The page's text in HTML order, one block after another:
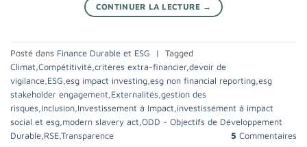
CONTINUER LA LECTURE →
Posté dans Finance Durable et ESG |
Tagged
Climat Compétitivité critères extra-financier, devoir de
vigilance ESG esg impact investing esg non financial reporting esg
stakeholder engagement Externalités gestion des
risques Inclusion Investissement à Impact investissement à impact
social et esg modern slavery act ODD - Objectifs de Développement
Durable RSE Transparence 5 Commentaires